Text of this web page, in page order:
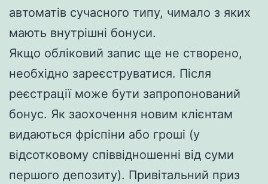
автоматів сучасного типу, чимало з яких
мають внутрішні бонуси.
Якщо обліковий запис ще не створено,
необхідно зареєструватися. Після
реєстрації може бути запропонований
бонус. Як заохочення новим клієнтам
видаються фріспіни або гроші (у
відсотковому співвідношенні від суми
першого депозиту). Привітальний приз